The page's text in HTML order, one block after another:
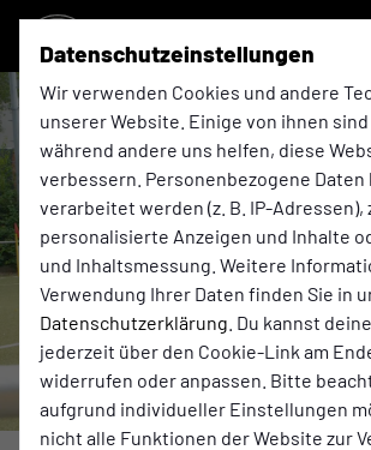
Datenschutzeinstellungen
Wir verwenden Cookies und andere
unserer Website. Einige von ihnen
während andere uns helfen, diese
verbessern. Personenbezogene Daten
verarbeitet werden (z. B. IP-Adressen),
personalisierte Anzeigen und Inhalte
und Inhaltsmessung. Weitere
Verwendung Ihrer Daten finden Sie in
Datenschutzerklärung . Du kannst
jederzeit über den Cookie-Link am
widerrufen oder anpassen. Bitte
aufgrund individueller Einstellungen
nicht alle Funktionen der Website zur